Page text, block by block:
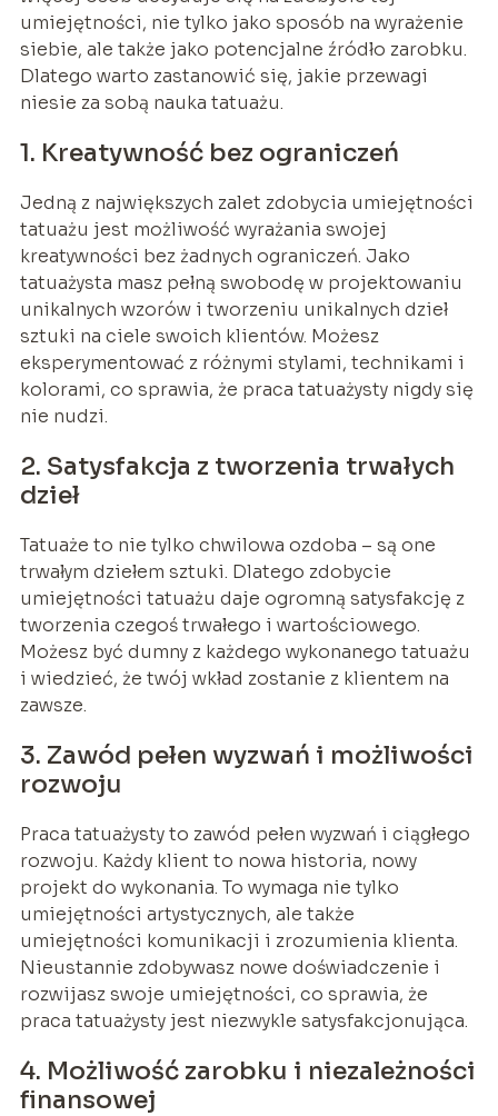
umiejętności, nie tylko jako sposób na wyrażenie
siebie, ale także jako potencjalne źródło zarobku.
Dlatego warto zastanowić się, jakie przewagi
niesie za sobą nauka tatuażu.
1. Kreatywność bez ograniczeń
Jedną z największych zalet zdobycia umiejętności
tatuażu jest możliwość wyrażania swojej
kreatywności bez żadnych ograniczeń. Jako
tatuażysta masz pełną swobodę w projektowaniu
unikalnych wzorów i tworzeniu unikalnych dzieł
sztuki na ciele swoich klientów. Możesz
eksperymentować z różnymi stylami, technikami i
kolorami, co sprawia, że praca tatuażysty nigdy się
nie nudzi.
2. Satysfakcja z tworzenia trwałych
dzieł
Tatuaże to nie tylko chwilowa ozdoba – są one
trwałym dziełem sztuki. Dlatego zdobycie
umiejętności tatuażu daje ogromną satysfakcję z
tworzenia czegoś trwałego i wartościowego.
Możesz być dumny z każdego wykonanego tatuażu
i wiedzieć, że twój wkład zostanie z klientem na
zawsze.
3. Zawód pełen wyzwań i możliwości
rozwoju
Praca tatuażysty to zawód pełen wyzwań i ciągłego
rozwoju. Każdy klient to nowa historia, nowy
projekt do wykonania. To wymaga nie tylko
umiejętności artystycznych, ale także
umiejętności komunikacji i zrozumienia klienta.
Nieustannie zdobywasz nowe doświadczenie i
rozwijasz swoje umiejętności, co sprawia, że
praca tatuażysty jest niezwykle satysfakcjonująca.
4. Możliwość zarobku i niezależności
finansowej